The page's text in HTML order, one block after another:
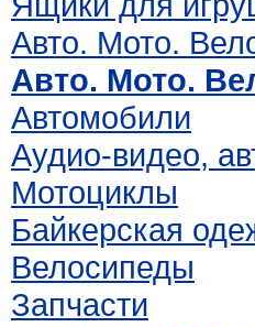
Авто. Мото.
Авто. Мото.
Автомобили
Аудио-видео,
Мотоциклы
Байкерская
Велосипеды
Запчасти